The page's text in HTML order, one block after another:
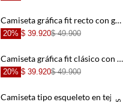
+
+
+
Camiseta gráfica fit recto con gráfico Keep It Salty en algodón beige para mujer
20% $ 39.920$ 49.900
Camiseta gráfica fit clásico con chiles de algodón blanco para mujer
20% $ 39.920$ 49.900
Camiseta tipo esqueleto en tejido liviano negra para mujer